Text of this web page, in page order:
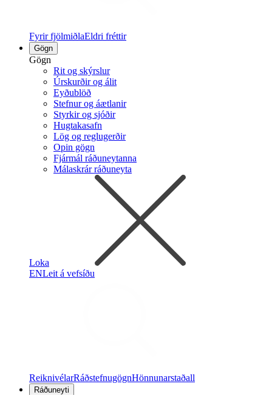
Fyrir fjölmiðlaEldri fréttir
Gögn
Gögn
Rit og skýrslur
Úrskurðir og álit
Eyðublöð
Stefnur og áætlanir
Styrkir og sjóðir
Hugtakasafn
Lög og reglugerðir
Opin gögn
Fjármál ráðuneytanna
Málaskrár ráðuneyta
Loka
ENLeit á vefsíðu
ReiknivélarRáðstefnugögnHönnunarstaðall
Ráðuneyti